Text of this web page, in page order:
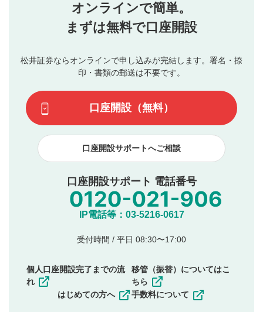
投稿するボタン
星で評価をすると投稿できます。（お名前とコメント
3
動画の評価
です）
行ってください。
当社は、利用者同士、もしくは利用者と第三者間のトラ
ブルによって生じた損害に対して一切の責任を負いませ
評価およびコメントは当社にて審査のうえ、掲載となり
ます。掲載されるまでに日数がかかる場合や掲載されない
てはお答えできません。各動画コンテンツへの掲載をもっ
て結果のご連絡といたします。ご了承ください。
下記の項目に該当すると判断された投稿内容は、掲載を
見合わせる場合がございます。
本動画コンテンツとは無関係の内容の投稿
他者への誹謗中傷や差別的表現投稿
公序良俗に反する内容の投稿
氏名、住所、電話番号など個人を特定できる情報の
他のサイトへの誘導や営利目的、広告・宣伝を目
他者の権利（商標、著作権、その他の知的財産
その他当社が不適切と判断した投稿
一度投稿した評価およびコメントの変更・削除はできま
オンラインで簡単。
まずは無料で口座開設
松井証券ならオンラインで申し込みが完結します。署名・捺
印・書類の郵送は不要です。
口座開設（無料）
口座開設サポートへご相談
口座開設サポート 電話番号
IP電話等：03-5216-0617
受付時間 / 平日 08:30〜17:00
個人口座開設完了までの流
れ
はじめての方へ
移管（振替）についてはこ
ちら
手数料について